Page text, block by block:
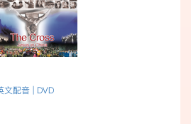
配音 | DVD